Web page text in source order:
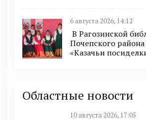
6 августа 2026, 14:12
В Рагозинской
Почепского района
«Казачьи
Областные новости
10 августа 2026, 17:05